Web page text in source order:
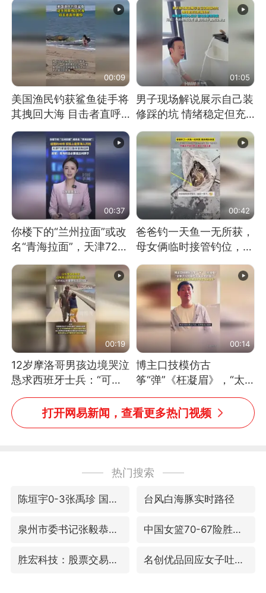
00:09
美国渔民钓获鲨鱼徒手将
其拽回大海 目击者直呼
震惊 （视频来源：参考
消息）
01:05
男子现场解说展示自己装
修踩的坑 情绪稳定但充
满无奈 每处都有精心设
计 但每处都有瑕疵 网
友：一开始我没笑 但看
到洗手盆我没绷住
00:37
你楼下的“兰州拉面”或改
名“青海拉面”，天津72家
面馆已集体更换招牌
00:42
爸爸钓一天鱼一无所获，
母女俩临时接管钓位，用
玩具鱼竿钓上大鱼
00:19
12岁摩洛哥男孩边境哭泣
恳求西班牙士兵：“可不
可以不要把我遣返回国”
00:14
博主口技模仿古
筝“弹”《枉凝眉》，“太
像了～你是吃古筝长大的
吗？”“或将成为首位考级
不带古筝的选手。”（来
打开网易新闻，查看更多热门视频
热门搜索
陈垣宇0-3张禹珍 国乒男单全军覆没 台风白海豚实时路径
泉州市委书记张毅恭被查 中国女篮70-67险胜尼日利亚女篮
胜宏科技：股票交易异常波动 名创优品回应女子吐槽内裤质量差